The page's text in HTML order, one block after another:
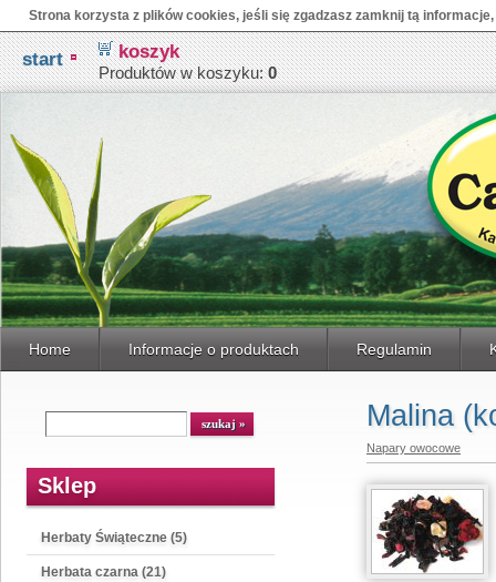
Strona korzysta z plików cookies, jeśli się zgadzasz zamknij tą
start koszyk
Produktów w koszyku:0
Home Informacje o produktach Regulamin
Sklep
Herbaty Świąteczne (5)
Herbata czarna (21)
Malina
Napary owocowe